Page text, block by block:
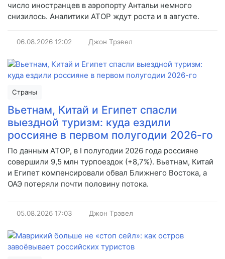
число иностранцев в аэропорту Антальи немного
снизилось. Аналитики АТОР ждут роста и в августе.
06.08.2026 12:02 Джон Трэвел
Страны
Вьетнам, Китай и Египет спасли
выездной туризм: куда ездили
россияне в первом полугодии 2026-го
По данным АТОР, в I полугодии 2026 года россияне
совершили 9,5 млн турпоездок (+8,7%). Вьетнам, Китай
и Египет компенсировали обвал Ближнего Востока, а
ОАЭ потеряли почти половину потока.
05.08.2026 17:03 Джон Трэвел